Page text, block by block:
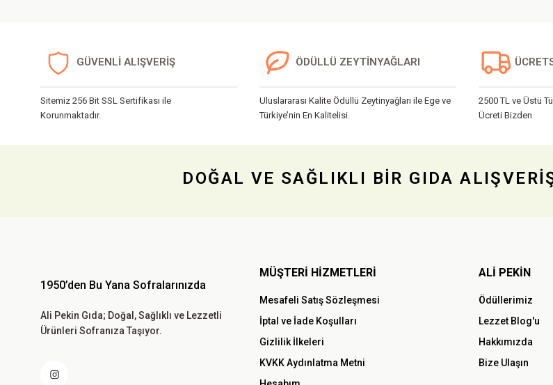
GÜVENLİ ALIŞVERİŞ
Sitemiz 256 Bit SSL Sertifikası ile
Korunmaktadır.
ÖDÜLLÜ ZEYTİNYAĞLARI
Uluslararası Kalite Ödüllü Zeytinyağları ile Ege ve
Türkiye’nin En Kalitelisi.
2500 TL ve Üstü
Ücreti Bizden
DOĞAL VE SAĞLIKLI BİR GIDA
1950’den Bu Yana Sofralarınızda
Ali Pekin Gıda; Doğal, Sağlıklı ve Lezzetli
Ürünleri Sofranıza Taşıyor.
MÜŞTERİ HİZMETLERİ
Mesafeli Satış Sözleşmesi
İptal ve İade Koşulları
Gizlilik İlkeleri
KVKK Aydınlatma Metni
ALİ PEKİN
Ödüllerimiz
Lezzet Blog'u
Hakkımızda
Bize Ulaşın